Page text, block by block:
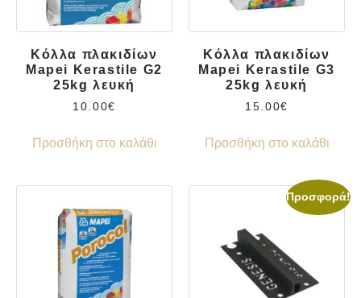
Κόλλα πλακιδίων
Mapei Kerastile G2
25kg λευκή
10.00€
Προσθήκη στο καλάθι
Κόλλα πλακιδίων
Mapei Kerastile G3
25kg λευκή
15.00€
Προσθήκη στο καλάθι
Προσφορά!